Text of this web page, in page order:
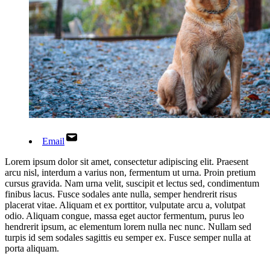
Email
Lorem ipsum dolor sit amet, consectetur adipiscing elit. Praesent
arcu nisl, interdum a varius non, fermentum ut urna. Proin pretium
cursus gravida. Nam urna velit, suscipit et lectus sed, condimentum
finibus lacus. Fusce sodales ante nulla, semper hendrerit risus
placerat vitae. Aliquam et ex porttitor, vulputate arcu a, volutpat
odio. Aliquam congue, massa eget auctor fermentum, purus leo
hendrerit ipsum, ac elementum lorem nulla nec nunc. Nullam sed
turpis id sem sodales sagittis eu semper ex. Fusce semper nulla at
porta aliquam.